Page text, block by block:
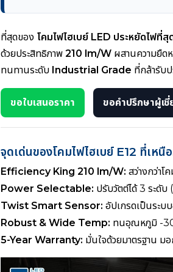
ที่สุดของ โคมไฟไฮเบย์ LED ประหยัดไฟที่สุ
ด้วยประสิทธิภาพ 210 lm/W ผสานความยื
ทนทานระดับ Industrial Grade ที่กล้ารับ
ขอใบเสนอราคา ขอคำปรึกษาผู้เ
จุดเด่นของโคมไฟไฮเบย์ E12 ที่เหนื
Efficiency King 210 lm/W: สว่างกว่าโ
Power Selectable: ปรับวัตต์ได้ 3 ระดั
Twist Smart Sensor: อัปเกรดเป็นระ
Robust & Wide Temp: ทนอุณหภูมิ -
5-Year Warranty: มั่นใจด้วยมาตรฐาน ม